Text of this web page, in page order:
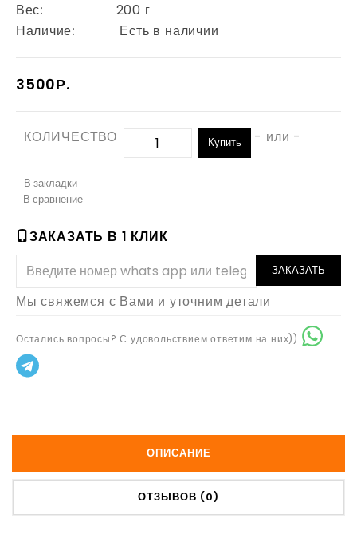
Вес:
200 г
Наличие:
Есть в наличии
3500Р.
КОЛИЧЕСТВО Купить - или -
В закладки
В сравнение
ЗАКАЗАТЬ В 1 КЛИК
ЗАКАЗАТЬ
Мы свяжемся с Вами и уточним детали
Остались вопросы? С удовольствием ответим на них))
ОПИСАНИЕ
ОТЗЫВОВ (0)